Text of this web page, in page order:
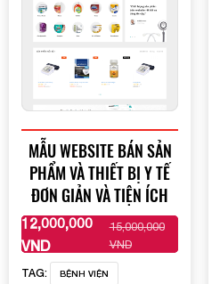
MẪU WEBSITE BÁN SẢN
PHẨM VÀ THIẾT BỊ Y TẾ
ĐƠN GIẢN VÀ TIỆN ÍCH
12,000,000
VND
15,000,000
VND
XEM THÊM
TAG: BỆNH VIỆN